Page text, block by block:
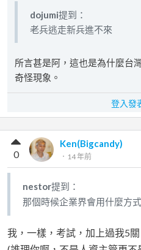
dojumi提到：
老兵逃走新兵進不來
所言甚是阿，這也是為什麼台
奇怪現象。
登入發
Ken(Bigcandy)
． 14 年前
0
nestor提到：
那個時候企業界會用什麼方
我，一樣，考試，加上過我5關